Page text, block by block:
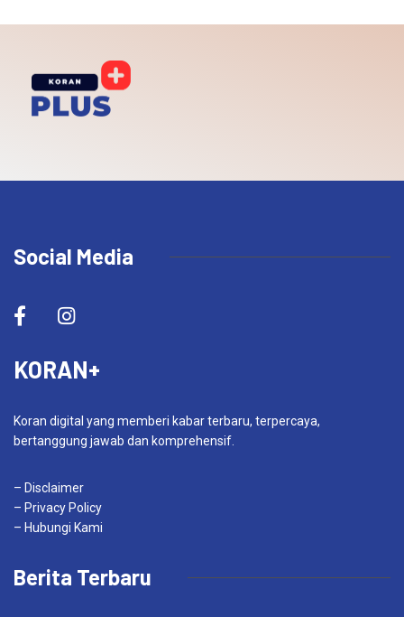
Social Media
KORAN+
Koran digital yang memberi kabar terbaru, terpercaya,
bertanggung jawab dan komprehensif.
– Disclaimer
– Privacy Policy
– Hubungi Kami
Berita Terbaru